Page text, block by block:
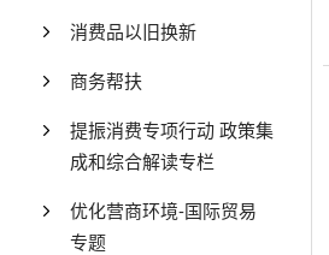
消费品以旧换新
商务帮扶
提振消费专项行动 政策集
成和综合解读专栏
优化营商环境-国际贸易
专题